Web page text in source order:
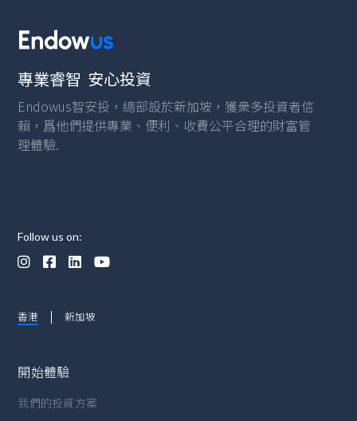
專業睿智 安心投資
Endowus智安投，總部設於新加坡，獲衆多投資者信
賴，爲他們提供專業、便利、收費公平合理的財富管
理體驗.
Follow us on:
   
香港 新加坡
開始體驗
我們的投資方案